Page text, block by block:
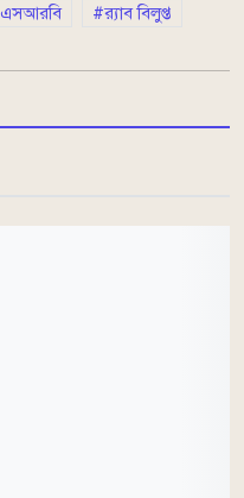
এসআরবি র‌্যাব বিলুপ্ত